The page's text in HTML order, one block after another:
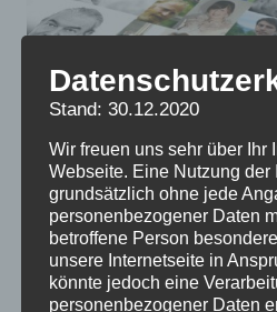
Kongress
„Recherche“
erfolgreich
Stand: 30.12.2020
Wir freuen uns sehr über Ihr
Webseite. Eine Nutzung der
grundsätzlich ohne jede
personenbezogener Daten
betroffene Person
unsere Internetseite in
könnte jedoch eine
personenbezogener Daten